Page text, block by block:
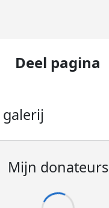
Deel pagina
galerij
Mijn donateurs